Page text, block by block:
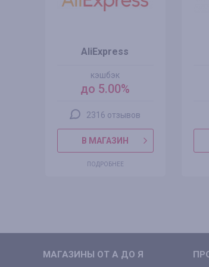
AliExpress
кэшбэк
до 5.00%
2316 отзывов
В МАГАЗИН
ПОДРОБНЕЕ
МАГАЗИНЫ ОТ А ДО Я